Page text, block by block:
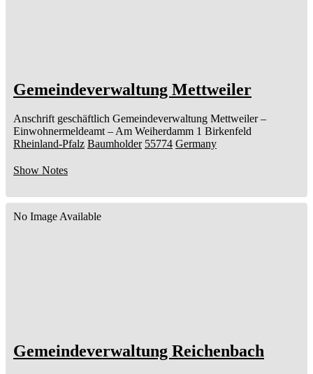
Gemeindeverwaltung Mettweiler
Anschrift geschäftlich Gemeindeverwaltung Mettweiler –
Einwohnermeldeamt –Am Weiherdamm 1 Birkenfeld
Rheinland-Pfalz Baumholder 55774 Germany
Show Notes
No Image Available
Gemeindeverwaltung Reichenbach